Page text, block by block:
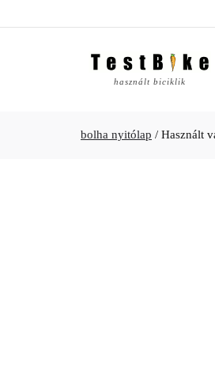
használt biciklik
bolha nyitólap / Használt